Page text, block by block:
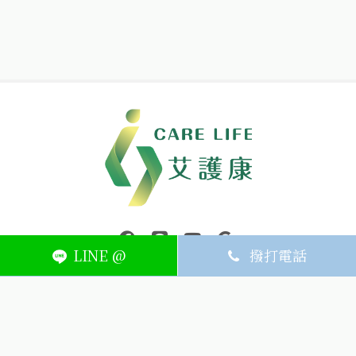
LINE @ 撥打電話
中壢醫療器材｜醫療器材補助｜出院醫療器材｜平鎮醫療器材｜艾
連結到facebook(另開視窗)
連結到Line(另開視窗)
連結到Youtube(另開視窗)
ABOUT